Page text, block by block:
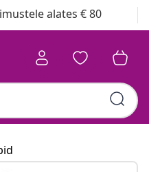
alates € 80